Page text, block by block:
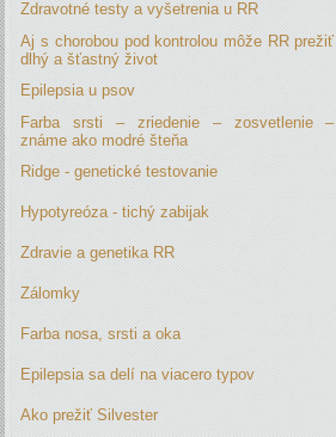
Zdravotné testy a vyšetrenia u RR
Aj s chorobou pod kontrolou môže RR prežiť
dlhý a šťastný život
Epilepsia u psov
Farba srsti – zriedenie – zosvetlenie –
známe ako modré šteňa
Ridge - genetické testovanie
Hypotyreóza - tichý zabijak
Zdravie a genetika RR
Zálomky
Farba nosa, srsti a oka
Epilepsia sa delí na viacero typov
Ako prežiť Silvester